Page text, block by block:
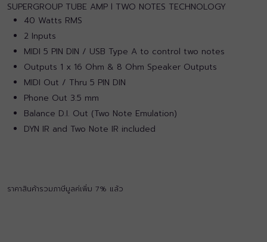
SUPERGROUP TUBE AMP l TWO NOTES TECHNOLOGY
40 Watts RMS
2 Inputs
MIDI 5 PIN DIN / USB Type A to control two notes
Outputs 1 x 16 Ohm & 8 Ohm Speaker Outputs
MIDI Out / Thru 5 PIN DIN
Phone Out 3.5 mm
Balance D.I. Out (Two Note Emulation)
DYN IR and Two Note IR included
ราคาสินค้ารวมภาษีมูลค่เพิ่ม 7% แล้ว